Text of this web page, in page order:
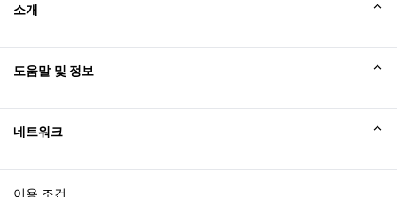
소개
Excellence Awards
도움말 및 정보
네트워크
이용 조건